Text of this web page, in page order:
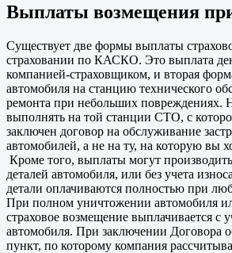
Выплаты возмещения
Существует две формы выплаты
страховании по КАСКО. Это выплата
компанией-страховщиком, и вторая
автомобиля на станцию технического
ремонта при небольших повреждениях.
выполнять на той станции СТО, с
заключен договор на обслуживание
автомобилей, а не на ту, на которую вы
Кроме того, выплаты могут
деталей автомобиля, или без учета
детали оплачиваются полностью при
При полном уничтожении автомобиля
страховое возмещение выплачивается с
автомобиля. При заключении Договора
пункт, по которому компания